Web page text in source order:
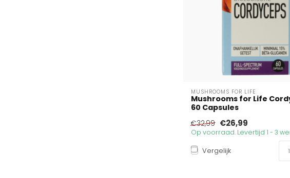
MUSHROOMS FOR LIFE
Mushrooms for Life
60 Capsules
€32,99 €26,99
Op voorraad. Levertijd 1 - 3
Vergelijk